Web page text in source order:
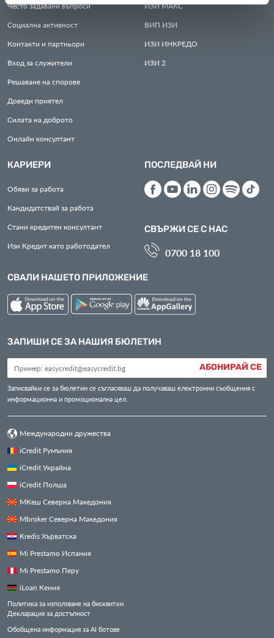
Често задавани въпроси
Социална активност
Контакти и партньори
Вход за служители
Решаване на спорове
Доведи приятел
Силата на доброто
Онлайн консултант
ИЗИМАКС
ВИП ИЗИ
ИЗИ ИНКРЕДО
ИЗИ 2
КАРИЕРИ
Обяви за работа
Кандидатствай за работа
Стани кредитен консултант
Изи Кредит като работодател
ПОСЛЕДВАЙ НИ
СВЪРЖИ СЕ С НАС
0700 18 100
СВАЛИ НАШЕТО ПРИЛОЖЕНИЕ
ЗАПИШИ СЕ ЗА НАШИЯ БЮЛЕТИН
АБОНИРАЙ СЕ
Записвайки се за бюлетин се съгласяваш да получаваш електронни съобщения с
информационна и промоционална цел.
Международни дружества
iCredit Румъния
iCredit Украйна
iCredit Полша
МКеш Северна Македония
Mbroker Северна Македония
Kredis Хърватска
Mi Prestamo Испания
Mi Prestamo Перу
iLoan Кения
Политика за използване на бисквитки
Декларация за достъпност
Обобщена информация за AI ботове